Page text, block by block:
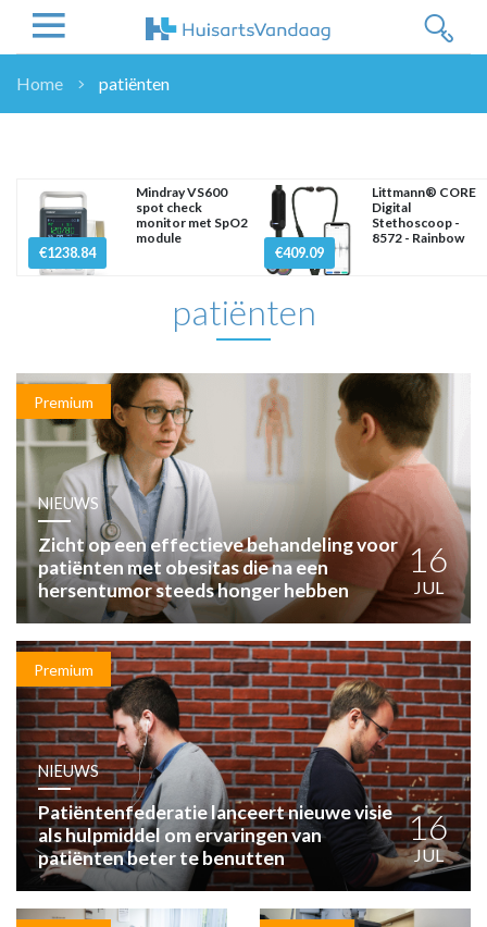
OVERHEID
WETENSCHAP
ZORGVERZEKERAARS
NASCHOLINGEN
DOSSIER
ENQUÊTES
NHG
LHV
OPINIE
HUISARTSENPOST
PRAKTIJKZAKEN
TARIEVEN
VPHUISARTSEN
MEDISCHE VAKHANDEL
INLOGGEN
REGISTRATIE
Home patiënten
€1238.84
Mindray VS600
spot check
monitor met SpO2
module
€409.09
Littmann® CORE
Digital
Stethoscoop -
8572 - Rainbow
patiënten
Premium
NIEUWS
Zicht op een effectieve behandeling voor
patiënten met obesitas die na een
hersentumor steeds honger hebben
16
JUL
Premium
NIEUWS
Patiëntenfederatie lanceert nieuwe visie
als hulpmiddel om ervaringen van
patiënten beter te benutten
16
JUL